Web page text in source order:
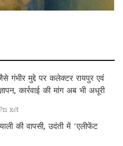
गंभीर मुद्दे पर कलेक्टर रायपुर एवं
कार्रवाई की मांग अब भी अधूरी
xét
की वापसी, उदंती में ‘एलीफेंट